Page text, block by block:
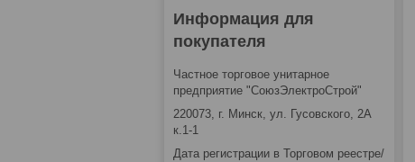
Информация для
покупателя
Частное торговое унитарное
предприятие "СоюзЭлектроСтрой"
220073, г. Минск, ул. Гусовского, 2А
к.1-1
Дата регистрации в Торговом реестре/